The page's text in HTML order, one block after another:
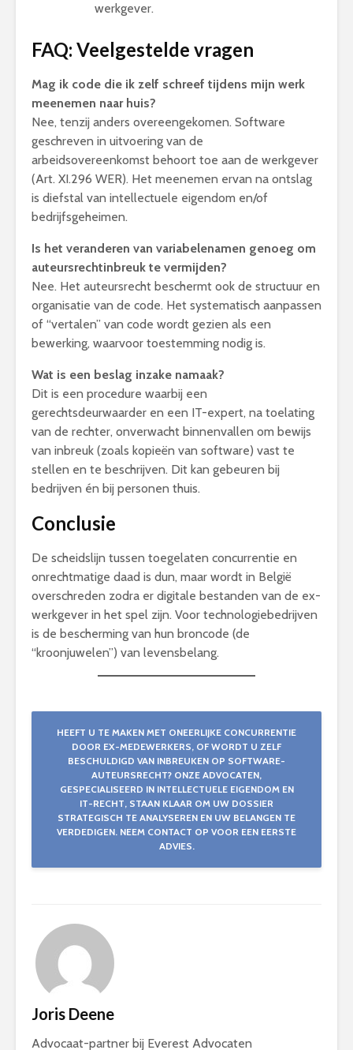
werkgever.
FAQ: Veelgestelde vragen
Mag ik code die ik zelf schreef tijdens mijn werk
meenemen naar huis?
Nee, tenzij anders overeengekomen. Software
geschreven in uitvoering van de
arbeidsovereenkomst behoort toe aan de werkgever
(Art. XI.296 WER). Het meenemen ervan na ontslag
is diefstal van intellectuele eigendom en/of
bedrijfsgeheimen.
Is het veranderen van variabelenamen genoeg om
auteursrechtinbreuk te vermijden?
Nee. Het auteursrecht beschermt ook de structuur en
organisatie van de code. Het systematisch aanpassen
of “vertalen” van code wordt gezien als een
bewerking, waarvoor toestemming nodig is.
Wat is een beslag inzake namaak?
Dit is een procedure waarbij een
gerechtsdeurwaarder en een IT-expert, na toelating
van de rechter, onverwacht binnenvallen om bewijs
van inbreuk (zoals kopieën van software) vast te
stellen en te beschrijven. Dit kan gebeuren bij
bedrijven én bij personen thuis.
Conclusie
De scheidslijn tussen toegelaten concurrentie en
onrechtmatige daad is dun, maar wordt in België
overschreden zodra er digitale bestanden van de ex-
werkgever in het spel zijn. Voor technologiebedrijven
is de bescherming van hun broncode (de
“kroonjuwelen”) van levensbelang.
HEEFT U TE MAKEN MET ONEERLIJKE CONCURRENTIE
DOOR EX-MEDEWERKERS, OF WORDT U ZELF
BESCHULDIGD VAN INBREUKEN OP SOFTWARE-
AUTEURSRECHT? ONZE ADVOCATEN,
GESPECIALISEERD IN INTELLECTUELE EIGENDOM EN
IT-RECHT, STAAN KLAAR OM UW DOSSIER
STRATEGISCH TE ANALYSEREN EN UW BELANGEN TE
VERDEDIGEN. NEEM CONTACT OP VOOR EEN EERSTE
ADVIES.
Joris Deene
Advocaat-partner bij Everest Advocaten